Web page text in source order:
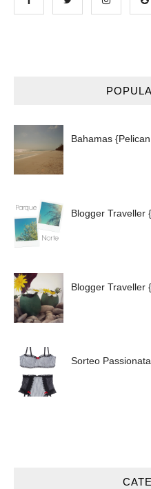
Bahamas
Blogger Traveller
Blogger Traveller
Sorteo Passionata